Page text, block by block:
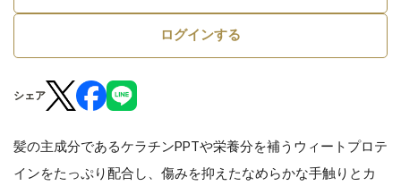
ログインする
シェア
髪の主成分であるケラチンPPTや栄養分を補うウィートプロテ
インをたっぷり配合し、傷みを抑えたなめらかな手触りとカ